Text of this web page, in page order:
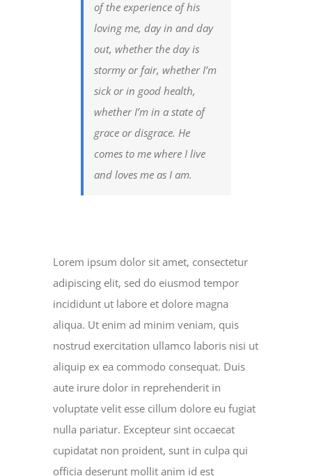
of the experience of his
loving me, day in and day
out, whether the day is
stormy or fair, whether I’m
sick or in good health,
whether I’m in a state of
grace or disgrace. He
comes to me where I live
and loves me as I am.
Lorem ipsum dolor sit amet, consectetur
adipiscing elit, sed do eiusmod tempor
incididunt ut labore et dolore magna
aliqua. Ut enim ad minim veniam, quis
nostrud exercitation ullamco laboris nisi ut
aliquip ex ea commodo consequat. Duis
aute irure dolor in reprehenderit in
voluptate velit esse cillum dolore eu fugiat
nulla pariatur. Excepteur sint occaecat
cupidatat non proident, sunt in culpa qui
officia deserunt mollit anim id est